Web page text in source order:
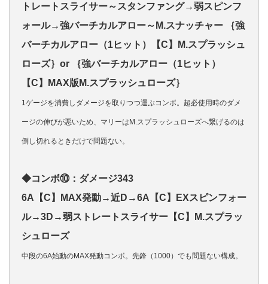
トレートスライサー～スタンファング→弱スピンフ
ォール→強バーチカルアロー～M.スナッチャー ｛強
バーチカルアロー（1ヒット）【C】M.スプラッシュ
ローズ｝or ｛強バーチカルアロー（1ヒット）
【C】MAX版M.スプラッシュローズ｝
1ゲージを消費しダメージを取りつつ運ぶコンボ。超必使用時のダメ
ージの伸びが悪いため、マリーはM.スプラッシュローズへ繋げるのは
倒し切れるときだけで問題ない。
◆コンボ⑩：ダメージ343
6A【C】MAX発動→近D→6A【C】EXスピンフォー
ル→3D→弱ストレートスライサー【C】M.スプラッ
シュローズ
中段の6A始動のMAX発動コンボ。先鋒（1000）でも問題ない構成。